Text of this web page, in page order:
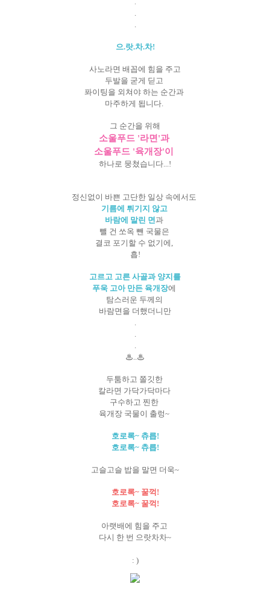
으.랏.차.차!
사노라면 배꼽에 힘을 주고
두발을 굳게 딛고
퐈이팅을 외쳐야 하는 순간과
마주하게 됩니다.
그 순간을 위해
소울푸드 '라면'과
소울푸드 '육개장'이
하나로 뭉쳤습니다...!
정신없이 바쁜 고단한 일상 속에서도
기름에 튀기지 않고
바람에 말린 면과
뺄 건 쏘옥 뺀 국물은
결코 포기할 수 없기에,
흡!
고르고 고른 사골과 양지를
푸욱 고아 만든 육개장에
탐스러운 두께의
바람면을 더했더니만
♨..♨
두툼하고 쫄깃한
칼라면 가닥가닥마다
구수하고 찐한
육개장 국물이 출렁~
호로록~ 츄릅!
호로록~ 츄릅!
고슬고슬 밥을 말면 더욱~
호로록~ 꿀꺽!
호로록~ 꿀꺽!
아랫배에 힘을 주고
다시 한 번 으랏차차~
: )